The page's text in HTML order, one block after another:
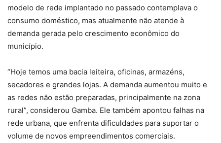
modelo de rede implantado no passado contemplava o
consumo doméstico, mas atualmente não atende à
demanda gerada pelo crescimento econômico do
município.
“Hoje temos uma bacia leiteira, oficinas, armazéns,
secadores e grandes lojas. A demanda aumentou muito e
as redes não estão preparadas, principalmente na zona
rural”, considerou Gamba. Ele também apontou falhas na
rede urbana, que enfrenta dificuldades para suportar o
volume de novos empreendimentos comerciais.